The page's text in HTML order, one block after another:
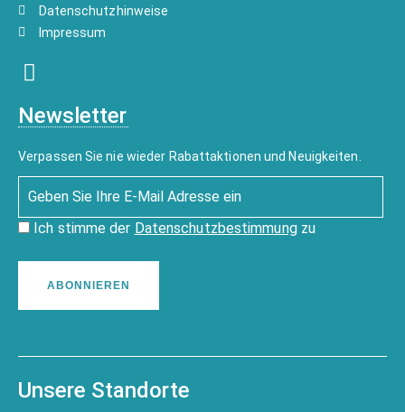
Datenschutzhinweise
Impressum
Newsletter
Verpassen Sie nie wieder Rabattaktionen und Neuigkeiten.
Ich stimme der Datenschutzbestimmungzu
ABONNIEREN
Unsere Standorte